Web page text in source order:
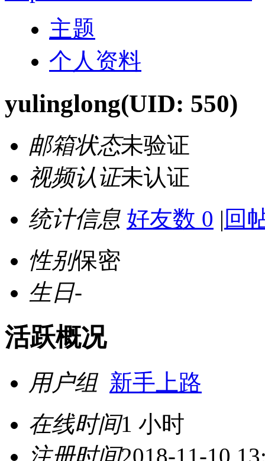
主题
个人资料
yulinglong(UID: 550)
邮箱状态未验证
视频认证未认证
统计信息 好友数 0 | 回
性别保密
生日-
活跃概况
用户组 新手上路
在线时间1 小时